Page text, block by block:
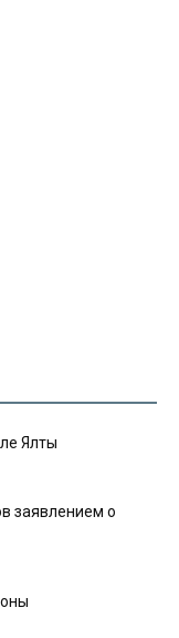
Ялты
заявлением о